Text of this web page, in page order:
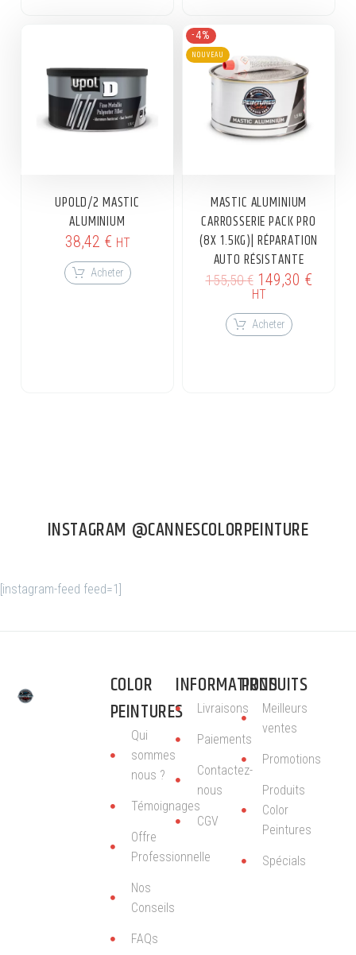
UPOLD/2 MASTIC
ALUMINIUM
38,42 € HT
Acheter
-4%
NOUVEAU
MASTIC ALUMINIUM
CARROSSERIE PACK PRO
(8X 1.5KG)| RÉPARATION
AUTO RÉSISTANTE
155,50€ 149,30 €
HT
Acheter
INSTAGRAM @CANNESCOLORPEINTURE
[instagram-feed feed=1]
COLOR
PEINTURES
Qui
sommes
nous ?
Témoignages
Offre
Professionnelle
Nos
Conseils
FAQs
INFORMATIONS
Livraisons
Paiements
Contactez-
nous
CGV
PRODUITS
Meilleurs
ventes
Promotions
Produits
Color
Peintures
Spécials